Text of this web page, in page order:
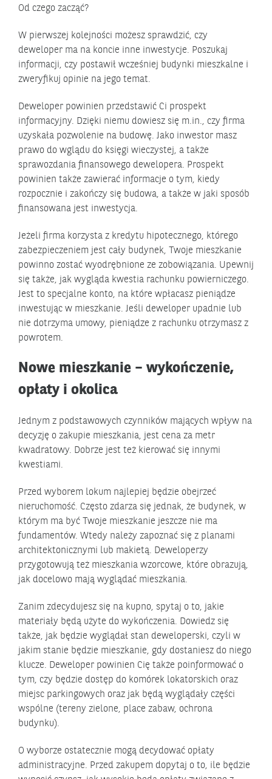
Od czego zacząć?
W pierwszej kolejności możesz sprawdzić, czy
deweloper ma na koncie inne inwestycje. Poszukaj
informacji, czy postawił wcześniej budynki mieszkalne i
zweryfikuj opinie na jego temat.
Deweloper powinien przedstawić Ci prospekt
informacyjny. Dzięki niemu dowiesz się m.in., czy firma
uzyskała pozwolenie na budowę. Jako inwestor masz
prawo do wglądu do księgi wieczystej, a także
sprawozdania finansowego dewelopera. Prospekt
powinien także zawierać informacje o tym, kiedy
rozpocznie i zakończy się budowa, a także w jaki sposób
finansowana jest inwestycja.
Jeżeli firma korzysta z kredytu hipotecznego, którego
zabezpieczeniem jest cały budynek, Twoje mieszkanie
powinno zostać wyodrębnione ze zobowiązania. Upewnij
się także, jak wygląda kwestia rachunku powierniczego.
Jest to specjalne konto, na które wpłacasz pieniądze
inwestując w mieszkanie. Jeśli deweloper upadnie lub
nie dotrzyma umowy, pieniądze z rachunku otrzymasz z
powrotem.
Nowe mieszkanie – wykończenie,
opłaty i okolica
Jednym z podstawowych czynników mających wpływ na
decyzję o zakupie mieszkania, jest cena za metr
kwadratowy. Dobrze jest też kierować się innymi
kwestiami.
Przed wyborem lokum najlepiej będzie obejrzeć
nieruchomość. Często zdarza się jednak, że budynek, w
którym ma być Twoje mieszkanie jeszcze nie ma
fundamentów. Wtedy należy zapoznać się z planami
architektonicznymi lub makietą. Deweloperzy
przygotowują też mieszkania wzorcowe, które obrazują,
jak docelowo mają wyglądać mieszkania.
Zanim zdecydujesz się na kupno, spytaj o to, jakie
materiały będą użyte do wykończenia. Dowiedz się
także, jak będzie wyglądał stan deweloperski, czyli w
jakim stanie będzie mieszkanie, gdy dostaniesz do niego
klucze. Deweloper powinien Cię także poinformować o
tym, czy będzie dostęp do komórek lokatorskich oraz
miejsc parkingowych oraz jak będą wyglądały części
wspólne (tereny zielone, place zabaw, ochrona
budynku).
O wyborze ostatecznie mogą decydować opłaty
administracyjne. Przed zakupem dopytaj o to, ile będzie